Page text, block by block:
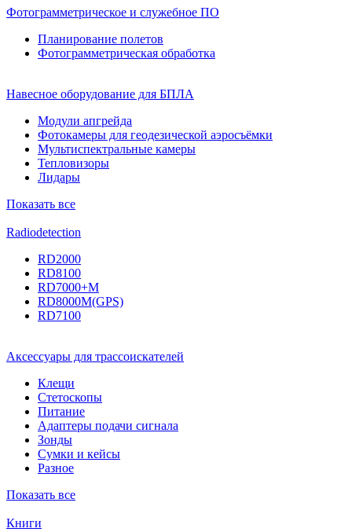
Фотограмметрическое и служебное ПО
Планирование полетов
Фотограмметрическая обработка
Навесное оборудование для БПЛА
Модули апгрейда
Фотокамеры для геодезической аэросъёмки
Мультиспектральные камеры
Тепловизоры
Лидары
Показать все
Radiodetection
RD2000
RD8100
RD7000+M
RD8000M(GPS)
RD7100
Аксессуары для трассоискателей
Клещи
Стетоскопы
Питание
Адаптеры подачи сигнала
Зонды
Сумки и кейсы
Разное
Показать все
Книги